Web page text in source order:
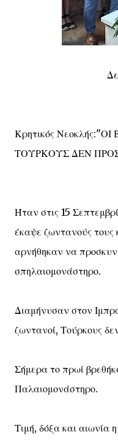
Κρητικός
ΤΟΥΡΚΟΥΣ ΔΕΝ
Ήταν στις 15
έκαψε ζωντανούς τους
αρνήθηκαν να
σπηλαιομονάστηρο.
Διαμήνυσαν στον
ζωντανοί, Τούρκους
Σήμερα το πρωί
Παλαιομονάστηρο.
Τιμή, δόξα και αιωνία